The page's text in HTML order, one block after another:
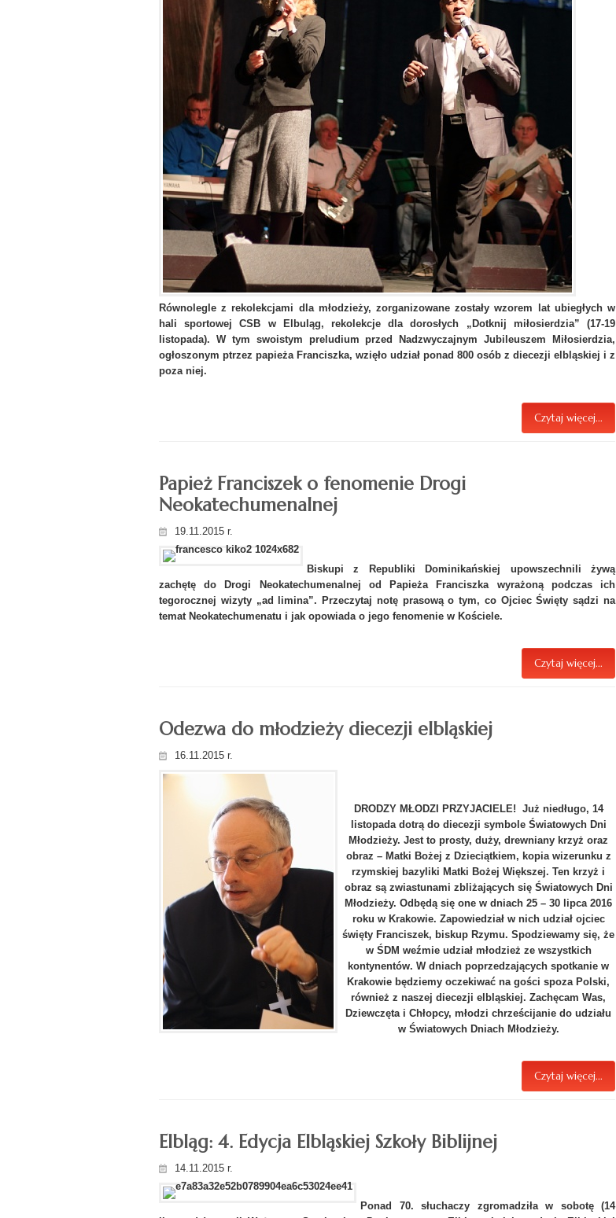
Równolegle z rekolekcjami dla młodzieży, zorganizowane zostały wzorem lat ubiegłych w
hali sportowej CSB w Elbuląg, rekolekcje dla dorosłych „Dotknij miłosierdzia” (17-19
listopada). W tym swoistym preludium przed Nadzwyczajnym Jubileuszem Miłosierdzia,
ogłoszonym ptrzez papieża Franciszka, wzięło udział ponad 800 osób z diecezji elbląskiej i z
poza niej.
Czytaj więcej...
Papież Franciszek o fenomenie Drogi
Neokatechumenalnej
19.11.2015 r.
Biskupi z Republiki Dominikańskiej upowszechnili żywą
zachętę do Drogi Neokatechumenalnej od Papieża Franciszka wyrażoną podczas ich
tegorocznej wizyty „ad limina”. Przeczytaj notę prasową o tym, co Ojciec Święty sądzi na
temat Neokatechumenatu i jak opowiada o jego fenomenie w Kościele.
Czytaj więcej...
Odezwa do młodzieży diecezji elbląskiej
16.11.2015 r.
DRODZY MŁODZI PRZYJACIELE! Już niedługo, 14
listopada dotrą do diecezji symbole Światowych Dni
Młodzieży. Jest to prosty, duży, drewniany krzyż oraz
obraz – Matki Bożej z Dzieciątkiem, kopia wizerunku z
rzymskiej bazyliki Matki Bożej Większej. Ten krzyż i
obraz są zwiastunami zbliżających się Światowych Dni
Młodzieży. Odbędą się one w dniach 25 – 30 lipca 2016
roku w Krakowie. Zapowiedział w nich udział ojciec
święty Franciszek, biskup Rzymu. Spodziewamy się, że
w ŚDM weźmie udział młodzież ze wszystkich
kontynentów. W dniach poprzedzających spotkanie w
Krakowie będziemy oczekiwać na gości spoza Polski,
również z naszej diecezji elbląskiej. Zachęcam Was,
Dziewczęta i Chłopcy, młodzi chrześcijanie do udziału
w Światowych Dniach Młodzieży.
Czytaj więcej...
Elbląg: 4. Edycja Elbląskiej Szkoły Biblijnej
14.11.2015 r.
Ponad 70. słuchaczy zgromadziła w sobotę (14